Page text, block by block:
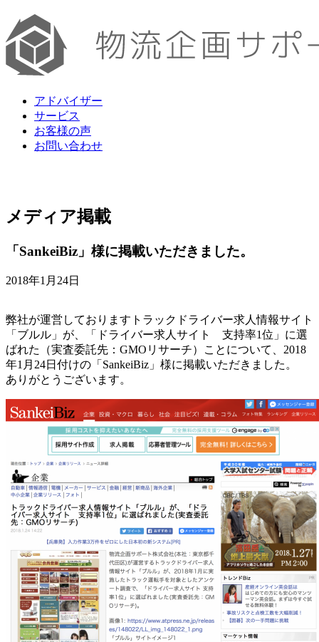
アドバイザー
サービス
お客様の声
お問い合わせ
メディア掲載
「SankeiBiz」様に掲載いただきました。
2018年1月24日
弊社が運営しておりますトラックドライバー求人情報サイト
「ブルル」が、「ドライバー求人サイト 支持率1位」に選
ばれた（実査委託先：GMOリサーチ）ことについて、2018
年1月24日付けの「SankeiBiz」様に掲載いただきました。
ありがとうございます。